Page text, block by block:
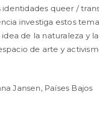
queer /
investiga estos
de la naturaleza y
de arte y
Jansen, Países Bajos